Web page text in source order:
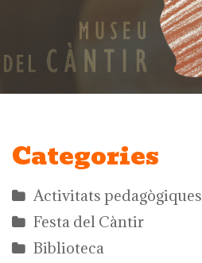
Categories
Activitats pedagògiques
Festa del Càntir
Biblioteca